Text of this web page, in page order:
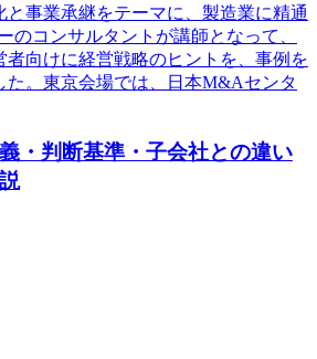
と事業承継をテーマに、製造業に精通
のコンサルタントが講師となって、
者向けに経営戦略のヒントを、事例を
た。東京会場では、日本M&Aセンタ
・判断基準・子会社との違い